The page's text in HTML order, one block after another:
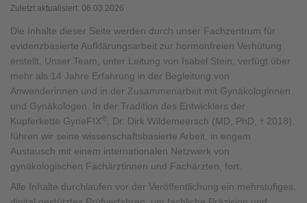
Zuletzt aktualisiert: 06.03.2026
Die Inhalte dieser Seite werden durch unser Fachzentrum für
evidenzbasierte Aufklärungsarbeit zur hormonfreien Verhütung
erstellt. Unser Team, unter Leitung von Isabel Stein, verfügt über
mehr als 14 Jahre Erfahrung in der Begleitung von
Anwenderinnen und in der Zusammenarbeit mit Gynäkologinnen
und Gynäkologen. In der Tradition des Entwicklers der
Kupferkette GyneFIX ® , Dr. Dirk Wildemeersch (MD, PhD, † 2018),
führen wir seine wissenschaftsbasierte Arbeit, in engem
Austausch mit einem internationalen Netzwerk von
gynäkologischen Fachärztinnen und Fachärzten, fort.
Alle Inhalte durchlaufen vor der Veröffentlichung ein mehrstufiges,